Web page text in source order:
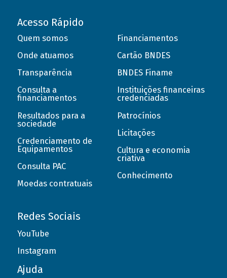
Acesso Rápido
Quem somos
Onde atuamos
Transparência
Consulta a
financiamentos
Resultados para a
sociedade
Credenciamento de
Equipamentos
Consulta PAC
Moedas contratuais
Financiamentos
Cartão BNDES
BNDES Finame
Instituições financeiras
credenciadas
Patrocínios
Licitações
Cultura e economia
criativa
Conhecimento
Redes Sociais
YouTube
Instagram
Ajuda